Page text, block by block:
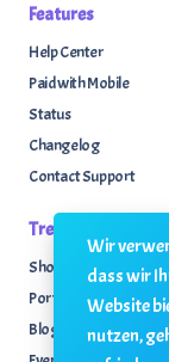
Features
Help Center
Paid with Mobile
Status
Changelog
Contact Support
Trending
Shop
Portfolio
Blog
Wir
dass wir
Website
nutzen,